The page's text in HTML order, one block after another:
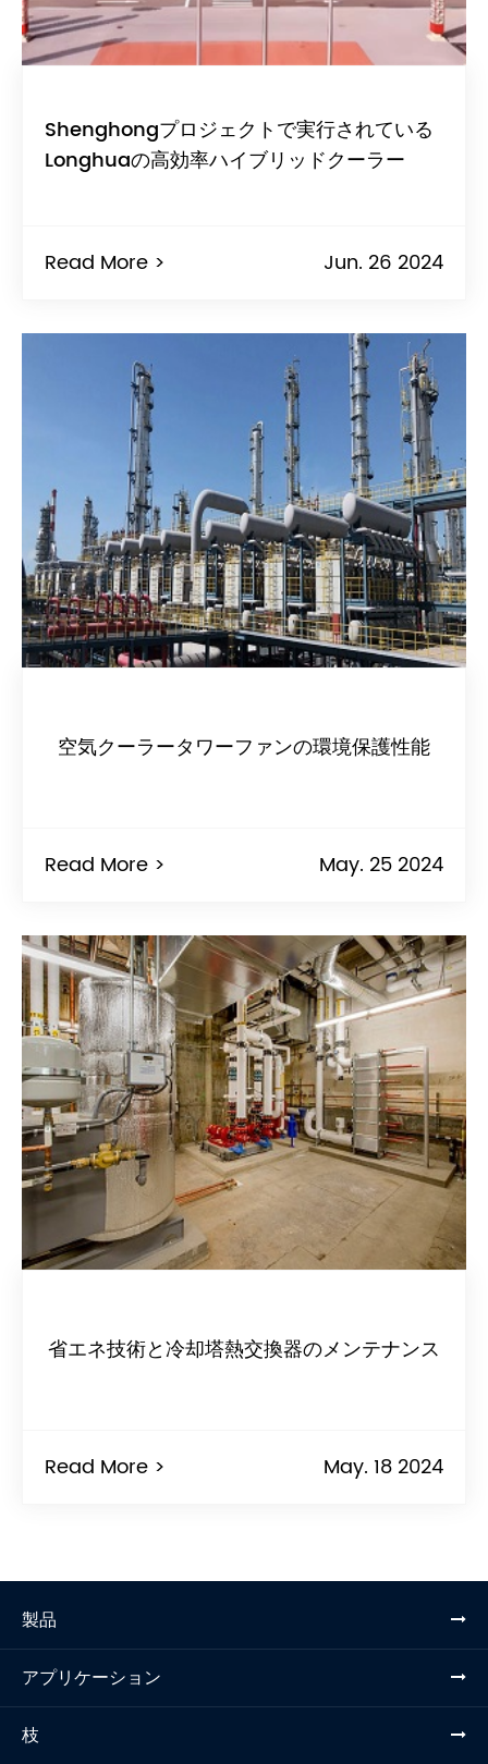
Shenghongプロジェクトで実行されている
Longhuaの高効率ハイブリッドクーラー
Read More > Jun. 26 2024
空気クーラータワーファンの環境保護性能
Read More > May. 25 2024
省エネ技術と冷却塔熱交換器のメンテナンス
Read More > May. 18 2024
製品
アプリケーション
枝